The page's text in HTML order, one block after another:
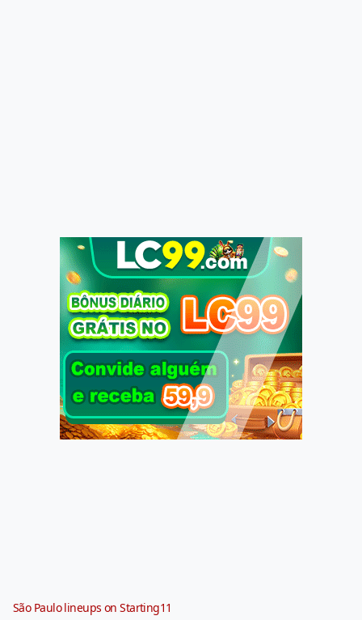
São Paulo lineups on Starting11